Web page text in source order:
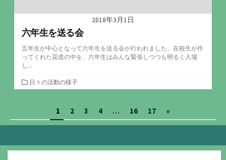
2018年3月1日
六年生を送る会
五年生が中心となって六年生を送る会が行われました。在校生が作
ってくれた花道の中を、六年生はみんな緊張しつつも明るく入場
し...
カ
テ
ー
日々の活動の様子
稿
1 2 3 4 … 16 17 »